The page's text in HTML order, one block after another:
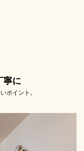
寧に
ポイント。